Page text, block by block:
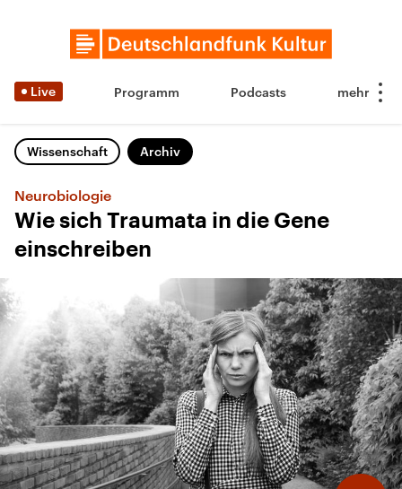
Live Programm Podcasts
Wissenschaft Archiv
Neurobiologie
Wie sich Traumata in die Gene
einschreiben